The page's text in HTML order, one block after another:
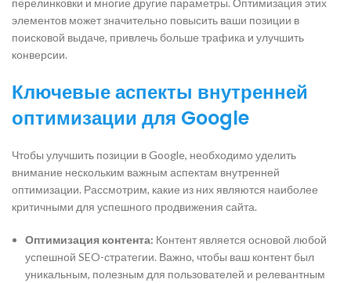
элементов может значительно повысить ваши позиции в
поисковой выдаче, привлечь больше трафика и улучшить
конверсии.
Ключевые аспекты внутренней
оптимизации для Google
Чтобы улучшить позиции в Google, необходимо уделить
внимание нескольким важным аспектам внутренней
оптимизации. Рассмотрим, какие из них являются наиболее
критичными для успешного продвижения сайта.
Оптимизация контента: Контент является основой любой
успешной SEO-стратегии. Важно, чтобы ваш контент был
уникальным, полезным для пользователей и релевантным